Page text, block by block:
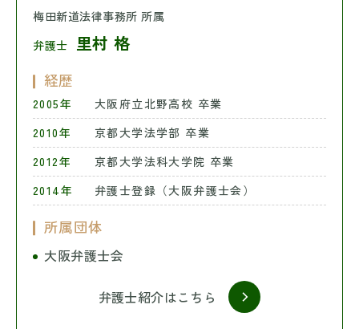
梅田新道法律事務所 所属
弁護士
里村 格
経歴
2005年
大阪府立北野高校 卒業
2010年
京都大学法学部 卒業
2012年
京都大学法科大学院 卒業
2014年
弁護士登録（大阪弁護士会）
所属団体
大阪弁護士会
弁護士紹介はこちら